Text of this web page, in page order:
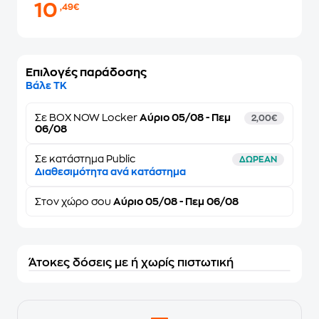
10,49€
Επιλογές παράδοσης
Βάλε ΤΚ
Σε BOX NOW Locker Αύριο 05/08 - Πεμ
06/08
2,00€
Σε κατάστημα Public ΔΩΡΕΑΝ
Διαθεσιμότητα ανά κατάστημα
Στον χώρο σου Αύριο 05/08 - Πεμ 06/08
Άτοκες δόσεις με ή χωρίς πιστωτική